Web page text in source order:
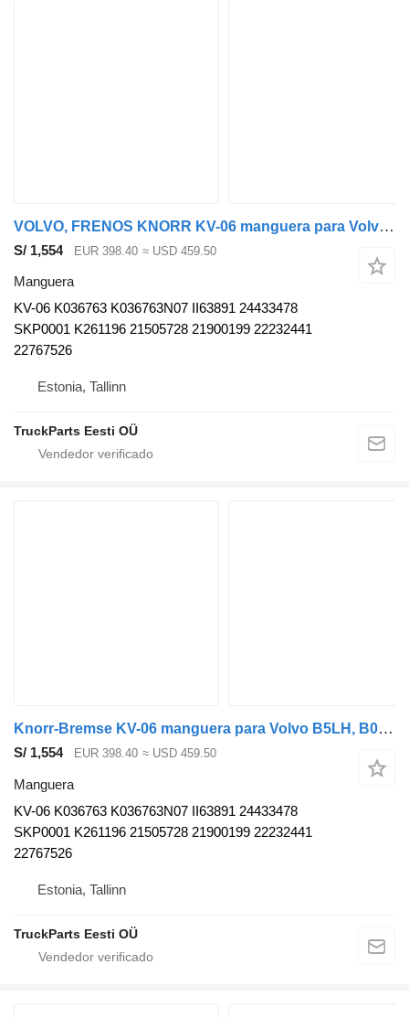
VOLVO, FRENOS KNORR KV-06 manguera para Volvo B5LH, B0E (2008-) autobús
S/ 1,554 EUR 398.40 ≈ USD 459.50
Manguera
KV-06 K036763 K036763N07 II63891 24433478
SKP0001 K261196 21505728 21900199 22232441
22767526
Estonia, Tallinn
TruckParts Eesti OÜ
Knorr-Bremse KV-06 manguera para Volvo B5LH, B0E (2008-) autobús
S/ 1,554 EUR 398.40 ≈ USD 459.50
Manguera
KV-06 K036763 K036763N07 II63891 24433478
SKP0001 K261196 21505728 21900199 22232441
22767526
Estonia, Tallinn
TruckParts Eesti OÜ